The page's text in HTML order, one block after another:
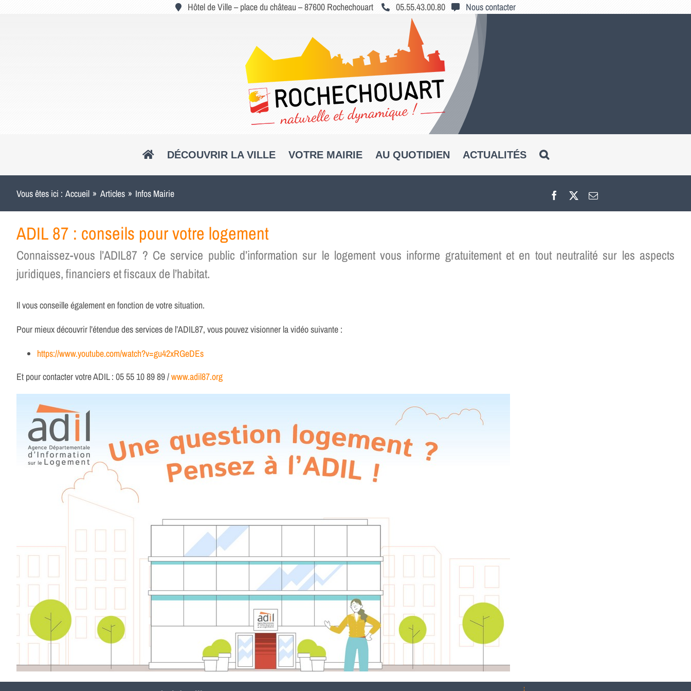
Hôtel de Ville – place du château – 87600 Rochechouart 05.55.43.00.80 Nous contacter
DÉCOUVRIR LA VILLE VOTRE MAIRIE AU QUOTIDIEN ACTUALITÉS
Vous êtes ici : Accueil Articles Infos Mairie
ADIL 87 : conseils pour votre logement
Connaissez-vous l’ADIL87 ? Ce service public d’information sur le logement vous informe gratuitement et en tout neutralité sur les aspects
juridiques, financiers et fiscaux de l’habitat.
Il vous conseille également en fonction de votre situation.
Pour mieux découvrir l’étendue des services de l’ADIL87, vous pouvez visionner la vidéo suivante :
https://www.youtube.com/watch?v=gu42xRGeDEs
Et pour contacter votre ADIL : 05 55 10 89 89 /www.adil87.org